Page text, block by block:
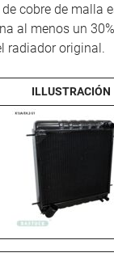
cobre de malla
al menos un
radiador original.
ILLUSTRACIÓN